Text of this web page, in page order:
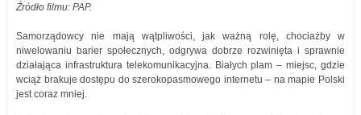
Źródło filmu: PAP.
Samorządowcy nie mają wątpliwości, jak ważną rolę, chociażby w
niwelowaniu barier społecznych, odgrywa dobrze rozwinięta i sprawnie
działająca infrastruktura telekomunikacyjna. Białych plam – miejsc, gdzie
wciąż brakuje dostępu do szerokopasmowego internetu – na mapie Polski
jest coraz mniej.